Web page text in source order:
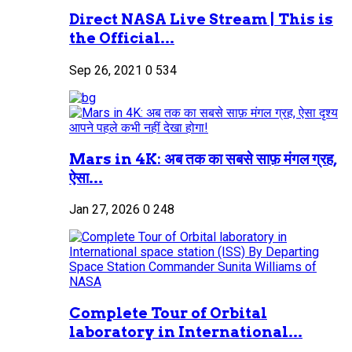
Direct NASA Live Stream | This is
the Official...
Sep 26, 2021 0 534
Mars in 4K: अब तक का सबसे साफ़ मंगल ग्रह,
ऐसा...
Jan 27, 2026 0 248
Complete Tour of Orbital
laboratory in International...